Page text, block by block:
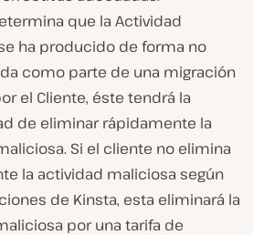
que la Actividad
ha producido de forma no
como parte de una migración
el Cliente, éste tendrá la
de eliminar rápidamente la
Si el cliente no elimina
la actividad maliciosa según
de Kinsta, esta eliminará la
por una tarifa de